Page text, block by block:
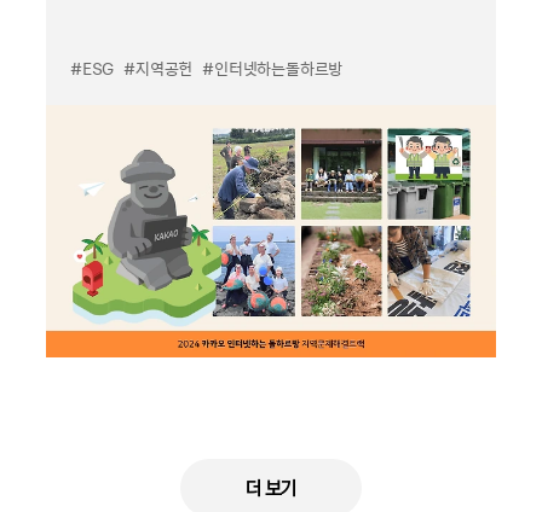
#ESG #지역공헌 #인터넷하는돌하르방
더 보기